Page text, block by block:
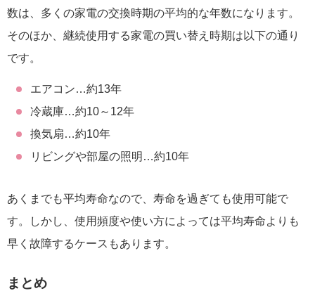
数は、多くの家電の交換時期の平均的な年数になります。
そのほか、継続使用する家電の買い替え時期は以下の通り
です。
エアコン…約13年
冷蔵庫…約10～12年
換気扇…約10年
リビングや部屋の照明…約10年
あくまでも平均寿命なので、寿命を過ぎても使用可能で
す。しかし、使用頻度や使い方によっては平均寿命よりも
早く故障するケースもあります。
まとめ